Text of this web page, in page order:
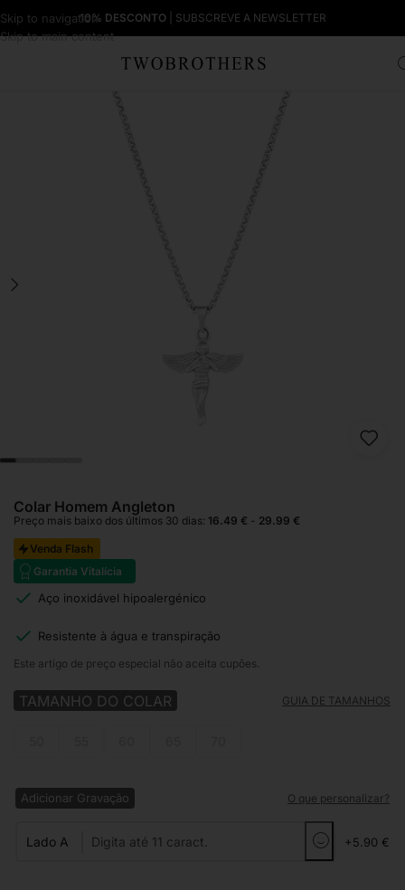
Skip to navigation
Skip to main content
10% DESCONTO| SUBSCREVE A NEWSLETTER
Colares Homem
Colar Homem Angleton
Preço mais baixo dos últimos 30 dias: 16.49 € - 29.99 €
Venda Flash
Garantia Vitalícia
Aço inoxidável hipoalergénico
Resistente à água e transpiração
Este artigo de preço especial não aceita cupões.
TAMANHO DO COLAR GUIA DE TAMANHOS
Adicionar Gravação O que personalizar?
Lado A +5.90 €